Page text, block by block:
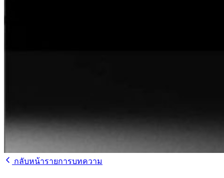
กลับหน้ารายการบทความ